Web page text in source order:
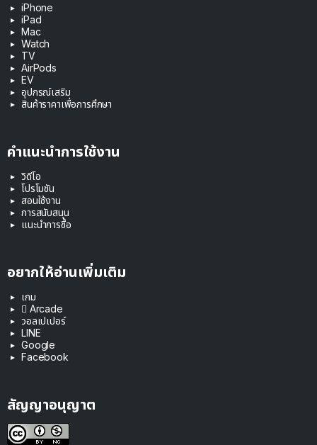
iPhone
iPad
Mac
Watch
TV
AirPods
EV
อุปกรณ์เสริม
สินค้าราคาเพื่อการศึกษา
คำแนะนำการใช้งาน
วิดีโอ
โปรโมชัน
สอนใช้งาน
การสนับสนุน
แนะนำการซื้อ
อยากให้อ่านเพิ่มเติม
เกม
 Arcade
วอลเปเปอร์
LINE
Google
Facebook
สัญญาอนุญาต